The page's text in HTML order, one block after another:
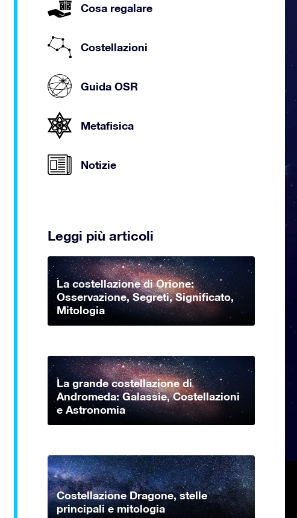
Cosa regalare
Costellazioni
Guida OSR
Metafisica
Notizie
Leggi più articoli
La costellazione di Orione:
Osservazione, Segreti, Significato,
Mitologia
La grande costellazione di
Andromeda: Galassie, Costellazioni
e Astronomia
Costellazione Dragone, stelle
principali e mitologia